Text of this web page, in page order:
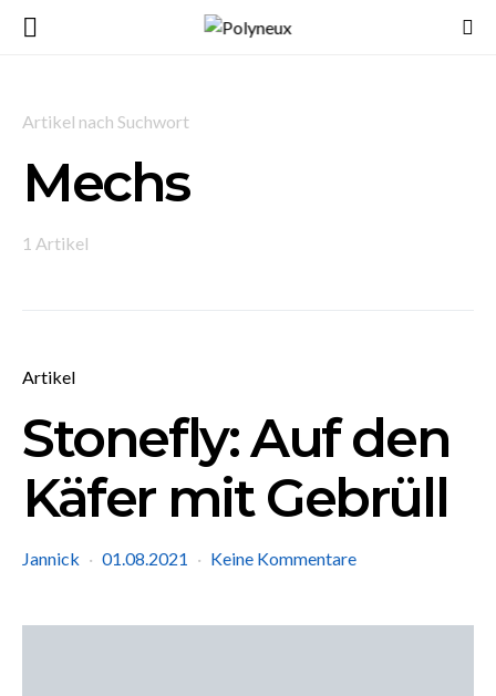
Artikel nach Suchwort
Mechs
1 Artikel
Artikel
Stonefly: Auf den
Käfer mit Gebrüll
Jannick 01.08.2021 Keine Kommentare